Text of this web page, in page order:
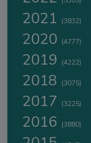
2021 (3832)
2020 (4777)
2019 (4222)
2018 (3075)
2017 (3225)
2016 (3880)